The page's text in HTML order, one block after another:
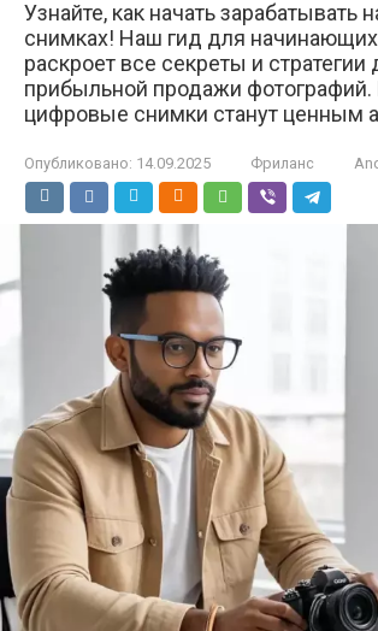
Узнайте, как начать зарабатывать
снимках! Наш гид для
раскроет все секреты и стратегии
прибыльной продажи
цифровые снимки станут ценным
Опубликовано: 14.09.2025 Фриланс